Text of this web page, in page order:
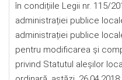
în condițiile Legii nr. 115/
administrației publice
administrației publice
pentru modificarea şi
privind Statutul aleșilor